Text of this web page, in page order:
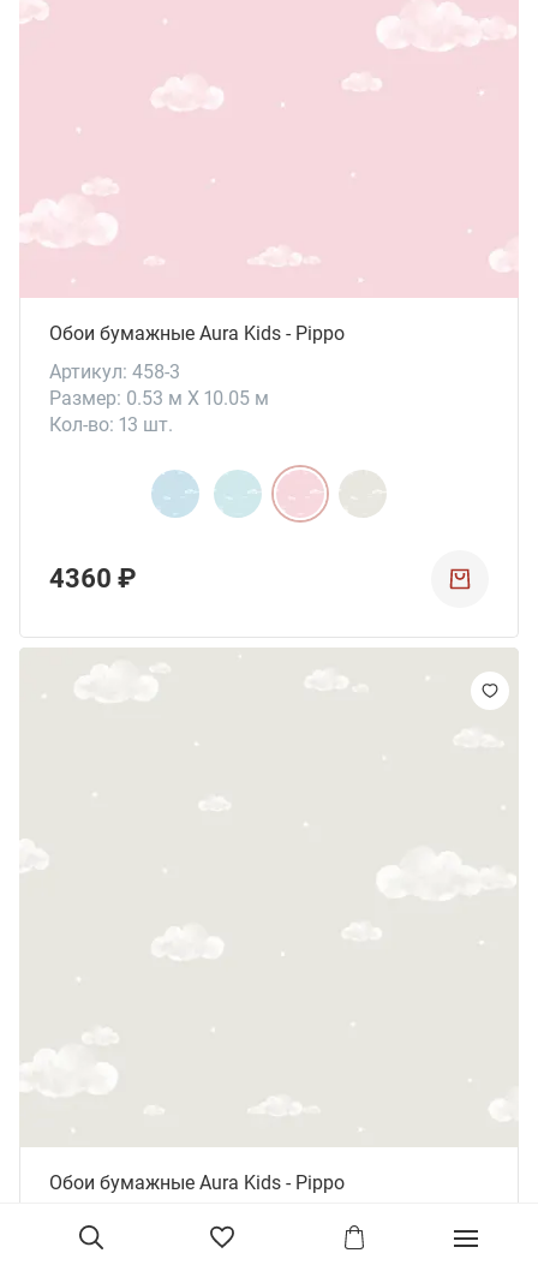
Обои бумажные Aura Kids - Pippo
Артикул: 458-3
Размер: 0.53 м X 10.05 м
Кол-во: 13 шт.
4360 ₽
Обои бумажные Aura Kids - Pippo
Артикул: 458-4
Размер: 0.53 м X 10.05 м